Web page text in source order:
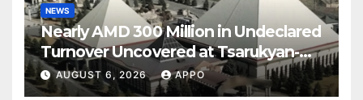
NEWS
Nearly AMD 300 Million in Undeclared
Turnover Uncovered at Tsarukyan-
Owned Entertainment Center
AUGUST 6, 2026 APPO